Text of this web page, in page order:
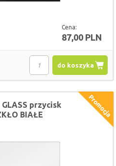
Cena:
87,00 PLN
do koszyka
GLASS przycisk
BIAŁE